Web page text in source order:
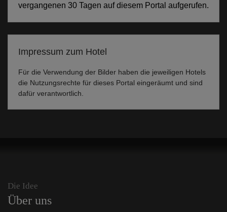
vergangenen 30 Tagen auf diesem Portal aufgerufen.
Impressum zum Hotel
Für die Verwendung der Bilder haben die jeweiligen Hotels
die Nutzungsrechte für dieses Portal eingeräumt und sind
dafür verantwortlich.
Die Idee
Über uns